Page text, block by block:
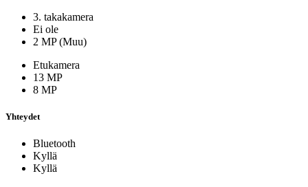
3. takakamera
Ei ole
2 MP (Muu)
Etukamera
13 MP
8 MP
Yhteydet
Bluetooth
Kyllä
Kyllä